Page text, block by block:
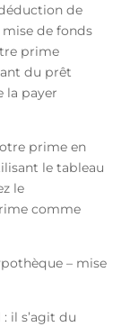
de
mise de fonds
prime
du prêt
la payer
prime en
le tableau
le
comme
– mise
: il s’agit du